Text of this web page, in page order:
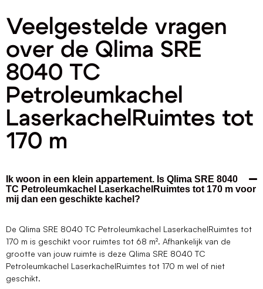
Veelgestelde vragen
over de Qlima SRE
8040 TC
Petroleumkachel
LaserkachelRuimtes tot
170 m
Ik woon in een klein appartement. Is Qlima SRE 8040
TC Petroleumkachel LaserkachelRuimtes tot 170 m voor
mij dan een geschikte kachel?
De Qlima SRE 8040 TC Petroleumkachel LaserkachelRuimtes tot
170 m is geschikt voor ruimtes tot 68 m². Afhankelijk van de
grootte van jouw ruimte is deze Qlima SRE 8040 TC
Petroleumkachel LaserkachelRuimtes tot 170 m wel of niet
geschikt.